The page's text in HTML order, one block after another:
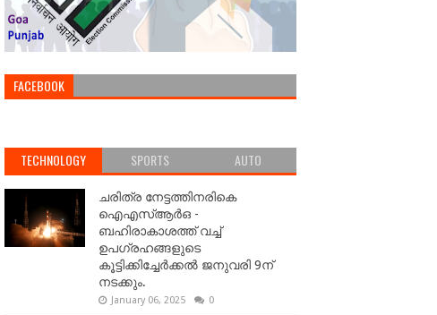
FACEBOOK
TECHNOLOGY SPORTS AUTO
ചരിത്ര നേട്ടത്തിനരികെ
ഐഎസ്ആർഒ -
ബഹിരാകാശത്ത് വച്ച്
ഉപഗ്രഹങ്ങളുടെ
കൂട്ടിക്കിച്ചേർക്കൽ ജനുവരി 9ന്
നടക്കും.
January 06, 2025 0